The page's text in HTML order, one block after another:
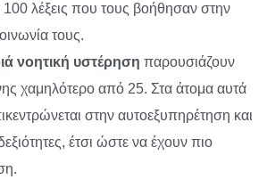
λέξεις που τους βοήθησαν στην
τους.
νοητική υστέρηση παρουσιάζουν
χαμηλότερο από 25. Στα άτομα αυτά
στην αυτοεξυπηρέτηση και
έτσι ώστε να έχουν πιο